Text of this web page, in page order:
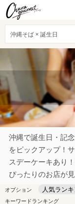
沖縄そば × 誕生日
沖縄で誕生日・記
をピックアップ！
スデーケーキあり
ぴったりのお店が
オプション 人気ラン
キーワードランキング